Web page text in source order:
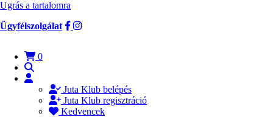
Ugrás a tartalomra
Ügyfélszolgálat
0
Juta Klub belépés
Juta Klub regisztráció
Kedvencek